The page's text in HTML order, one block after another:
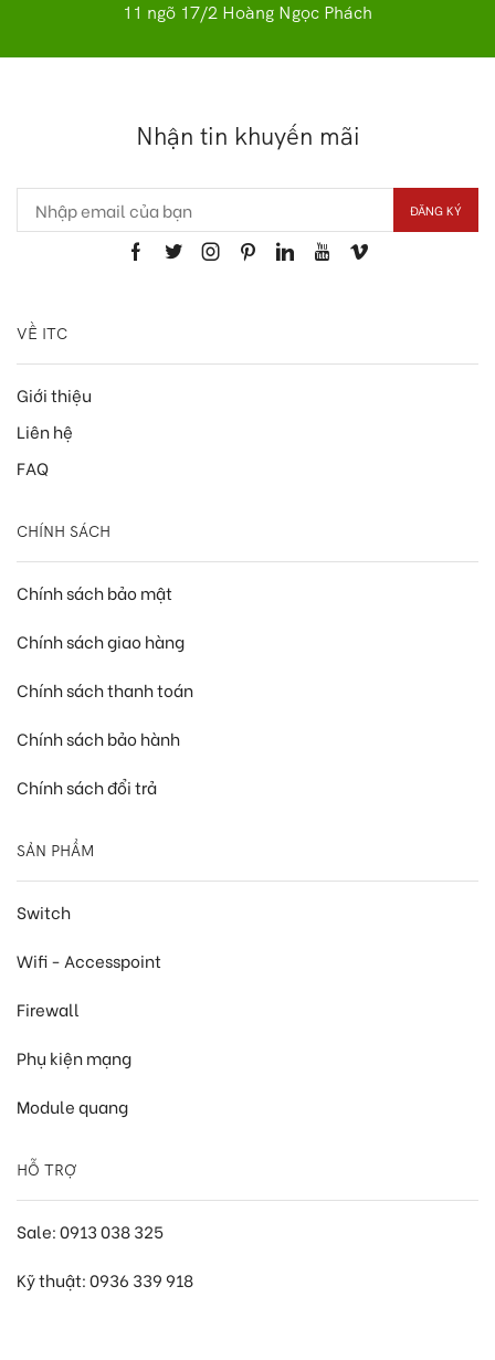
11 ngõ 17/2 Hoàng Ngọc Phách
Nhận tin khuyến mãi
VỀ ITC
Giới thiệu
Liên hệ
FAQ
CHÍNH SÁCH
Chính sách bảo mật
Chính sách giao hàng
Chính sách thanh toán
Chính sách bảo hành
Chính sách đổi trả
SẢN PHẨM
Switch
Wifi - Accesspoint
Firewall
Phụ kiện mạng
Module quang
HỖ TRỢ
Sale: 0913 038 325
Kỹ thuật: 0936 339 918